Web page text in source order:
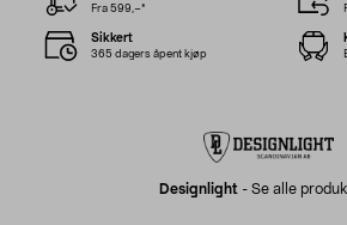
Designlight - Se alle
Fra 599,–*
Sikkert
365 dagers åpent kjøp